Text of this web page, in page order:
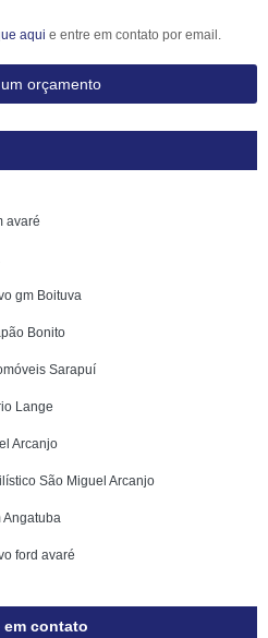
aqui e entre em contato por email.
orçamento
avaré
gm Boituva
Bonito
Sarapuí
Lange
Arcanjo
São Miguel Arcanjo
Angatuba
ford avaré
em contato